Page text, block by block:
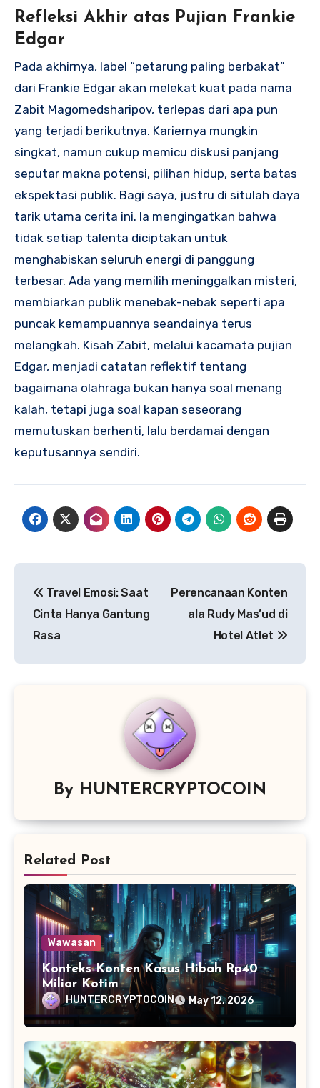
Refleksi Akhir atas Pujian Frankie
Edgar
Pada akhirnya, label “petarung paling berbakat”
dari Frankie Edgar akan melekat kuat pada nama
Zabit Magomedsharipov, terlepas dari apa pun
yang terjadi berikutnya. Kariernya mungkin
singkat, namun cukup memicu diskusi panjang
seputar makna potensi, pilihan hidup, serta batas
ekspektasi publik. Bagi saya, justru di situlah daya
tarik utama cerita ini. Ia mengingatkan bahwa
tidak setiap talenta diciptakan untuk
menghabiskan seluruh energi di panggung
terbesar. Ada yang memilih meninggalkan misteri,
membiarkan publik menebak-nebak seperti apa
puncak kemampuannya seandainya terus
melangkah. Kisah Zabit, melalui kacamata pujian
Edgar, menjadi catatan reflektif tentang
bagaimana olahraga bukan hanya soal menang
kalah, tetapi juga soal kapan seseorang
memutuskan berhenti, lalu berdamai dengan
keputusannya sendiri.
navigation
Travel Emosi: Saat
Cinta Hanya Gantung
Rasa
Perencanaan Konten
ala Rudy Mas’ud di
Hotel Atlet
By HUNTERCRYPTOCOIN
Related Post
Wawasan
Konteks Konten Kasus Hibah Rp40
Miliar Kotim
HUNTERCRYPTOCOIN May 12, 2026